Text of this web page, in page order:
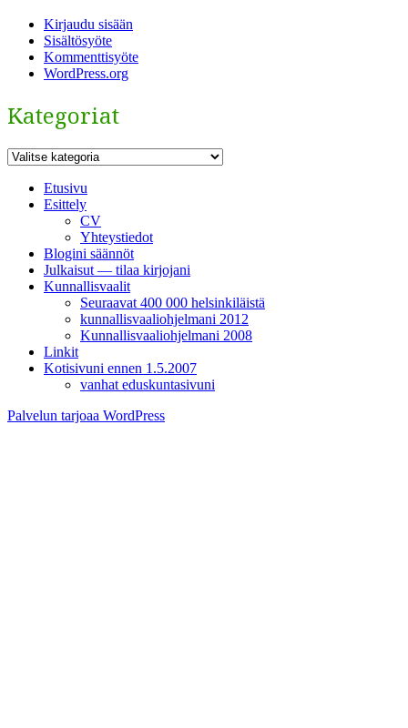
Kirjaudu sisään
Sisältösyöte
Kommenttisyöte
WordPress.org
Kategoriat
Kategoriat
Etusivu
Esittely
CV
Yhteystiedot
Blogini säännöt
Julkaisut — tilaa kirjojani
Kunnallisvaalit
Seuraavat 400 000 helsinkiläistä
kunnallisvaaliohjelmani 2012
Kunnallisvaaliohjelmani 2008
Linkit
Kotisivuni ennen 1.5.2007
vanhat eduskuntasivuni
Palvelun tarjoaa WordPress